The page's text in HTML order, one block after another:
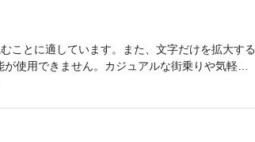
ことに適しています。また、文字だけを拡大する
使用できません。カジュアルな街乗りや気軽な
ーのセカンドバイクとしても、あらためて注目
スモールバイクカタログ本誌のメインとなる折